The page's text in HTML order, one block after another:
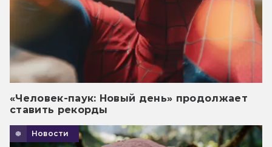
«Человек-паук: Новый день» продолжает
ставить рекорды
Новости